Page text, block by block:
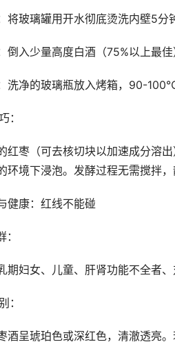
将玻璃罐用开水彻底烫洗内壁5分
倒入少量高度白酒（75%以上最
洗净的玻璃瓶放入烤箱，90-
：
红枣（可去核切块以加速成分溶
环境下浸泡。发酵过程无需搅拌，
健康：红线不能碰
期妇女、儿童、肝肾功能不全者、
：
酒呈琥珀色或深红色，清澈透亮